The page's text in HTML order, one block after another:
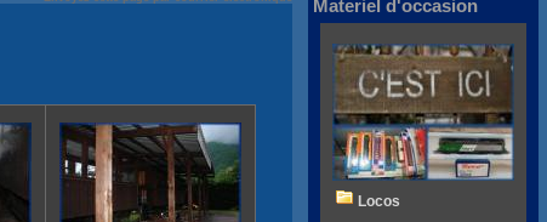
Materiel d'occasion
Locos